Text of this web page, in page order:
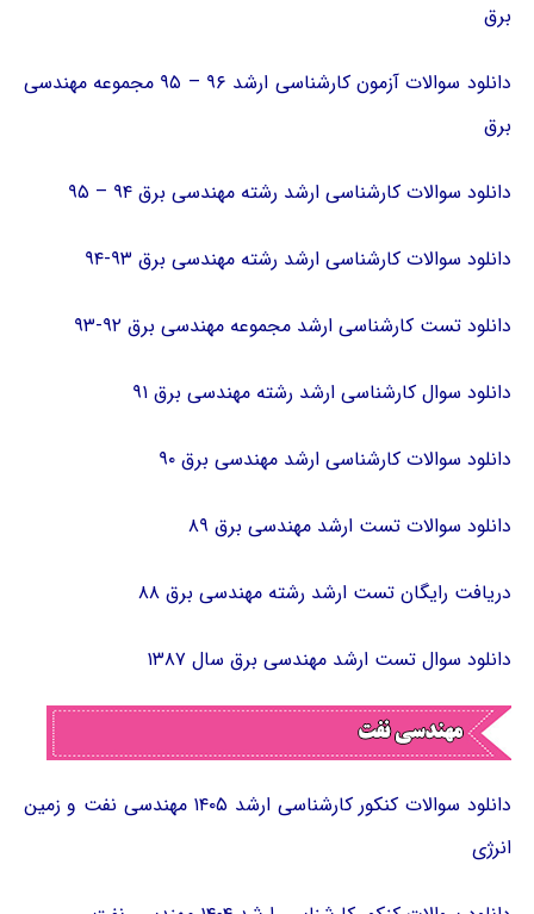
برق
دانلود سوالات آزمون کارشناسی ارشد ۹۶ – ۹۵ مجموعه مهندسی
برق
دانلود سوالات کارشناسی ارشد رشته مهندسی برق ۹۴ – ۹۵
دانلود سوالات کارشناسی ارشد رشته مهندسی برق ۹۳-۹۴
دانلود تست کارشناسی ارشد مجموعه مهندسی برق ۹۲-۹۳
دانلود سوال کارشناسی ارشد رشته مهندسی برق ۹۱
دانلود سوالات کارشناسی ارشد مهندسی برق ۹۰
دانلود سوالات تست ارشد مهندسی برق ۸۹
دریافت رایگان تست ارشد رشته مهندسی برق ۸۸
دانلود سوال تست ارشد مهندسی برق سال ۱۳۸۷
دانلود سوالات کنکور کارشناسی ارشد ۱۴۰۵ مهندسی نفت و زمین
انرژی